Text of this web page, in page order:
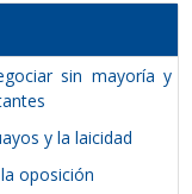
sin mayoría y
y la laicidad
oposición